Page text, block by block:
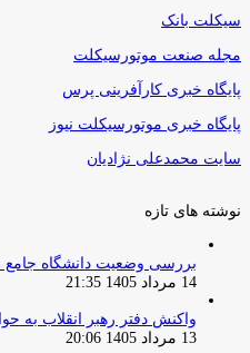
سیکلت بانک
مجله صنعت موتورسیکلت
پایگاه خبری کارآفرینی پرس
پایگاه خبری موتورسیکلت نیوز
سایت محمدعلی نژادیان
نوشته های تازه
بررسی وضعیت دانشگاه جامع
14 مرداد 1405 21:35
واکنش دفتر رهبر انقلاب به
13 مرداد 1405 20:06